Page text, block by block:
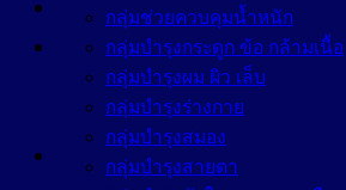
กลุ่มช่วยควบคุมน้ำหนัก
กลุ่มบำรุงกระดูก ข้อ กล้ามเนื้อ
กลุ่มบำรุงผม ผิว เล็บ
กลุ่มบำรุงร่างกาย
กลุ่มบำรุงสมอง
กลุ่มบำรุงสายตา